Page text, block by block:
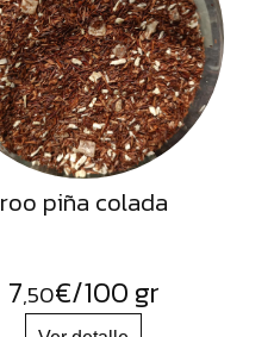
roo piña colada
7,50€/100 gr